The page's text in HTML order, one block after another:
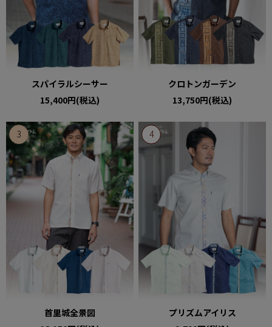
スパイラルシーサー
15,400円(税込)
クロトンガーデン
13,750円(税込)
首里城全景図
プリズムアイリス